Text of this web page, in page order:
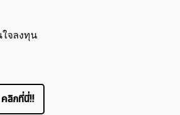
จลงทุน
คลิกที่นี่!!